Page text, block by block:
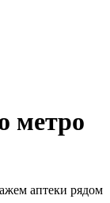
метро
аптеки рядом